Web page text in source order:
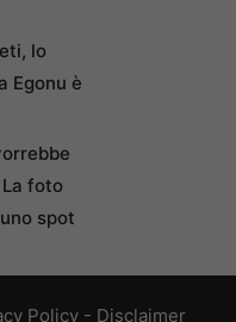
lo
Egonu è
foto
spot
Policy - Disclaimer